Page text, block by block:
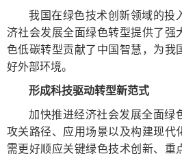
我国在绿色技术创新领域的投
济社会发展全面绿色转型提供了强
色低碳转型贡献了中国智慧，为我
好外部环境。
形成科技驱动转型新范式
加快推进经济社会发展全面绿
攻关路径、应用场景以及构建现代
需更好顺应关键绿色技术创新、重